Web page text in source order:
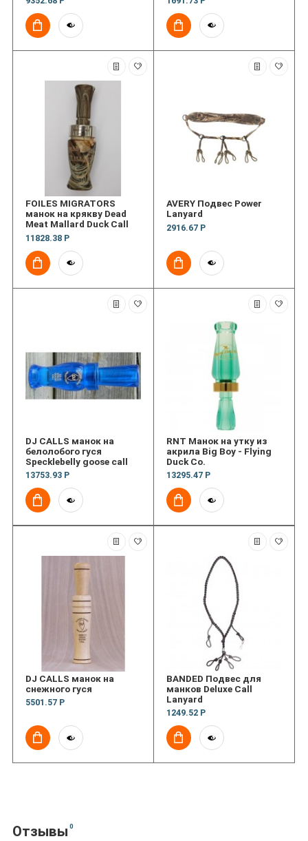
FOILES MIGRATORS
манок на крякву Dead
Meat Mallard Duck Call
11828.38 Р
AVERY Подвес Power
Lanyard
2916.67 Р
DJ CALLS манок на
белолобого гуся
Specklebelly goose call
13753.93 Р
RNT Манок на утку из
акрила Big Boy - Flying
Duck Co.
13295.47 Р
DJ CALLS манок на
снежного гуся
5501.57 Р
BANDED Подвес для
манков Deluxe Call
Lanyard
1249.52 Р
Отзывы 0